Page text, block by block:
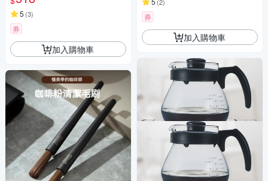
掛耳咖啡 禮物)
5 (3)
券
加入購物車
(2)
券
加入購物車